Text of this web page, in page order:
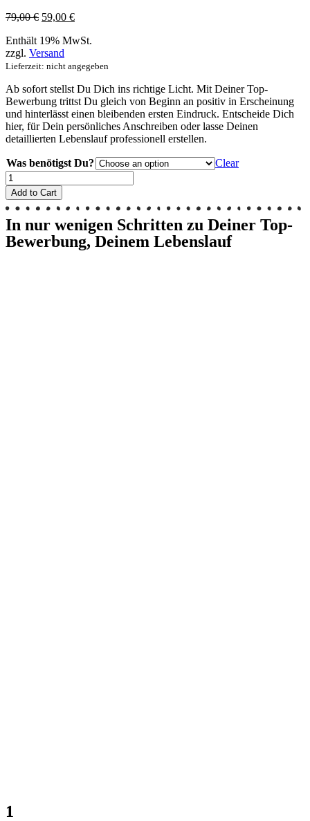
79,00€ 59,00 €
Enthält 19% MwSt.
zzgl. Versand
Lieferzeit: nicht angegeben
Ab sofort stellst Du Dich ins richtige Licht. Mit Deiner Top-
Bewerbung trittst Du gleich von Beginn an positiv in Erscheinung
und hinterlässt einen bleibenden ersten Eindruck. Entscheide Dich
hier, für Dein persönliches Anschreiben oder lasse Deinen
detaillierten Lebenslauf professionell erstellen.
Was benötigst Du?
Clear
Einzelnes
Dokument
quantity
Add to Cart
In nur wenigen Schritten zu Deiner Top-
Bewerbung, Deinem Lebenslauf
1